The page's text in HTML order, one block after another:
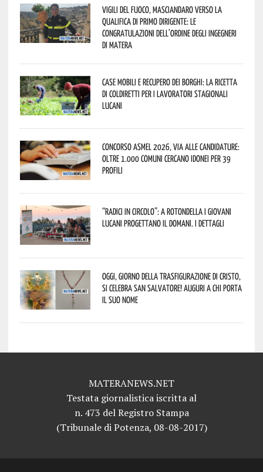
Vigili del Fuoco, Masciandaro verso la
qualifica di Primo Dirigente: le
congratulazioni dell’Ordine degli Ingegneri
di Matera
Case mobili e recupero dei borghi: la ricetta
di Coldiretti per i lavoratori stagionali
lucani
Concorso Asmel 2026, via alle candidature:
oltre 1.000 Comuni cercano idonei per 39
profili
“Radici in Circolo”: a Rotondella i giovani
lucani progettano il domani. I dettagli
Oggi, giorno della Trasfigurazione di Cristo,
si celebra San Salvatore! Auguri a chi porta
il suo nome
MATERANEWS.NET
Testata giornalistica iscritta al
n. 473 del Registro Stampa
(Tribunale di Potenza, 08-08-2017)